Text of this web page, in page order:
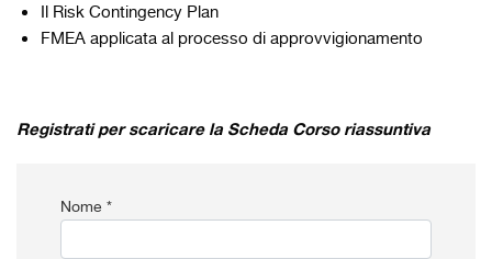
Il Risk Contingency Plan
FMEA applicata al processo di approvvigionamento
Registrati per scaricare la Scheda Corso riassuntiva
Nome *